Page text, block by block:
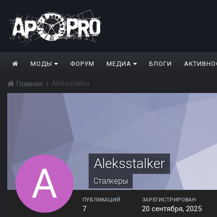
МОДЫ ФОРУМ МЕДИА БЛОГИ
Главная Aleksstalker
Aleksstalker
Сталкеры
ПУБЛИКАЦИЙ
7
ЗАРЕГИСТРИРОВАН
20 сентября, 2025